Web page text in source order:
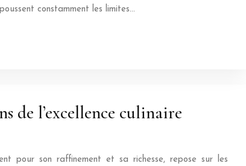
constamment les limites…
de l’excellence culinaire
pour son raffinement et sa richesse, repose sur les